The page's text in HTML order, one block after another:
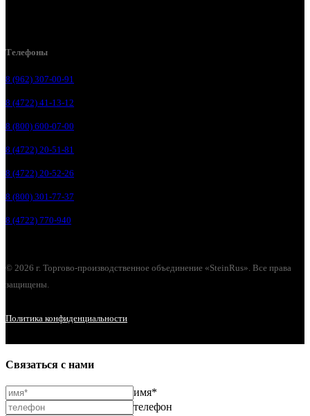
Телефоны
8 (962) 307-00-91
8 (4722) 41-13-12
8 (800) 600-07-00
8 (4722) 20-51-81
8 (4722) 20-52-26
8 (800) 301-77-37
8 (4722) 770-940
© 2026 г. Торгово-производственное объединение «SteinRus». Все права
защищены.
Политика конфиденциальности
Связаться с нами
имя*
телефон